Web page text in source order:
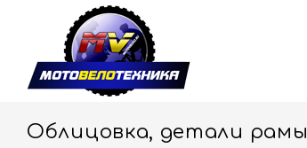
Облицовка, детали рамы